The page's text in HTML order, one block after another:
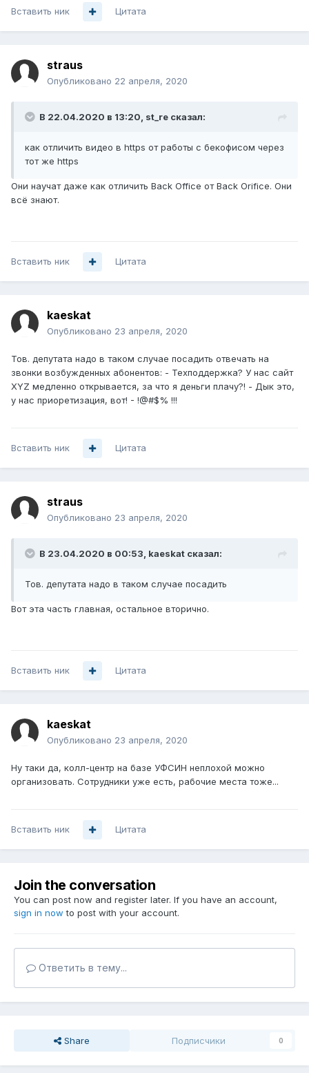
Всероссийской политической партии «Единая Россия».
Вставить ник Цитата
straus
Опубликовано 22 апреля, 2020
В 22.04.2020 в 13:20, st_re сказал:
как отличить видео в https от работы с бекофисом через
тот же https
Они научат даже как отличить Back Office от Back Orifice. Они
всё знают.
Вставить ник Цитата
kaeskat
Опубликовано 23 апреля, 2020
Тов. депутата надо в таком случае посадить отвечать на
звонки возбужденных абонентов: - Техподдержка? У нас сайт
XYZ медленно открывается, за что я деньги плачу?! - Дык это,
у нас приоретизация, вот! - !@#$% !!!
Вставить ник Цитата
straus
Опубликовано 23 апреля, 2020
В 23.04.2020 в 00:53, kaeskat сказал:
Тов. депутата надо в таком случае посадить
Вот эта часть главная, остальное вторично.
Вставить ник Цитата
kaeskat
Опубликовано 23 апреля, 2020
Ну таки да, колл-центр на базе УФСИН неплохой можно
организовать. Сотрудники уже есть, рабочие места тоже...
Вставить ник Цитата
Join the conversation
You can post now and register later. If you have an account,
sign in now to post with your account.
Ответить в тему...
Share Подписчики 0